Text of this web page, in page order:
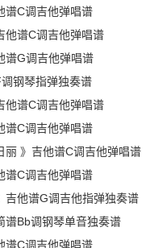
谱C调吉他弹唱谱
他谱C调吉他弹唱谱
谱G调吉他弹唱谱
钢琴指弹独奏谱
他谱C调吉他弹唱谱
谱C调吉他弹唱谱
丽 》吉他谱C调吉他弹唱谱
谱C调吉他弹唱谱
吉他谱G调吉他指弹独奏谱
谱Bb调钢琴单音独奏谱
谱C调吉他弹唱谱